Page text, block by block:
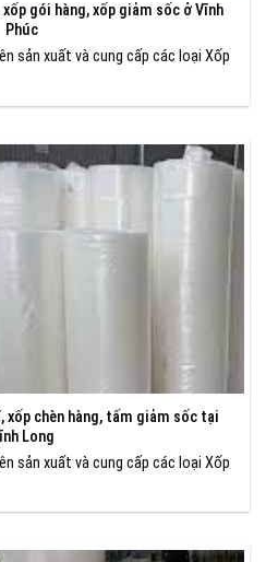
xốp gói hàng, xốp giảm sốc ở Vĩnh
Phúc
sản xuất và cung cấp các loại Xốp
xốp chèn hàng, tấm giảm sốc tại
Long
sản xuất và cung cấp các loại Xốp